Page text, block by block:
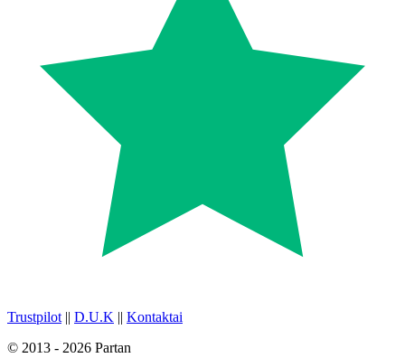
Trustpilot || D.U.K || Kontaktai
© 2013 - 2026 Partan